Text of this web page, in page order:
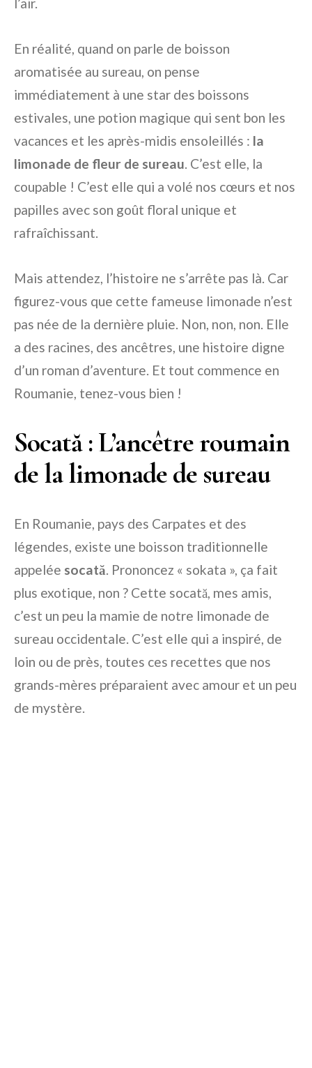
En réalité, quand on parle de boisson
aromatisée au sureau, on pense
immédiatement à une star des boissons
estivales, une potion magique qui sent bon les
vacances et les après-midis ensoleillés : la
limonade de fleur de sureau. C’est elle, la
coupable ! C’est elle qui a volé nos cœurs et nos
papilles avec son goût floral unique et
rafraîchissant.
Mais attendez, l’histoire ne s’arrête pas là. Car
figurez-vous que cette fameuse limonade n’est
pas née de la dernière pluie. Non, non, non. Elle
a des racines, des ancêtres, une histoire digne
d’un roman d’aventure. Et tout commence en
Roumanie, tenez-vous bien !
Socată : L’ancêtre roumain
de la limonade de sureau
En Roumanie, pays des Carpates et des
légendes, existe une boisson traditionnelle
appelée socată. Prononcez « sokata », ça fait
plus exotique, non ? Cette socată, mes amis,
c’est un peu la mamie de notre limonade de
sureau occidentale. C’est elle qui a inspiré, de
loin ou de près, toutes ces recettes que nos
grands-mères préparaient avec amour et un peu
de mystère.